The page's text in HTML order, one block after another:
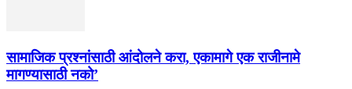
सामाजिक प्रश्नांसाठी आंदोलने करा, एकामागे एक राजीनामे
मागण्यासाठी नको’